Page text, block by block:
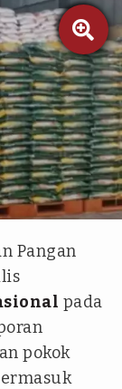

Pangan
pada
pokok